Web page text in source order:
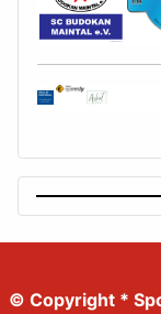
© Copyright *